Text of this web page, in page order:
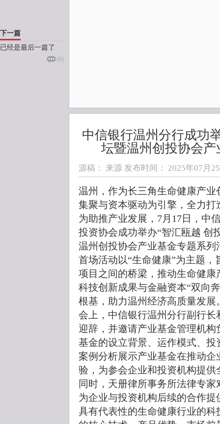
下一篇
已经是最后一篇了
(0)
中信银行温州分行成功
坛暨温州创投协会
源稿： 来源 发布时间： 2025年07月
温州，作为长三角生命健康产
集聚与资本驱动为引擎，全力
为助推产业发展，7月17日，中
投资协会成功举办“智汇瓯越 创
温州创投协会产业基金专题系列
首场活动以“生命健康”为主题
项目之间的桥梁，推动生命健
科技创新成果与金融资本“双向
根基，助力温州经济高质量发展
会上，中信银行温州分行副行
迎辞，并邀请产业基金管理机
基金的设立背景、运作模式、
案例分析展示产业基金在推动
验，为参会企业和投资机构提供
同时，天册律所事务所法律专
为企业与投资机构后续的合作
具有代表性的生命健康行业的